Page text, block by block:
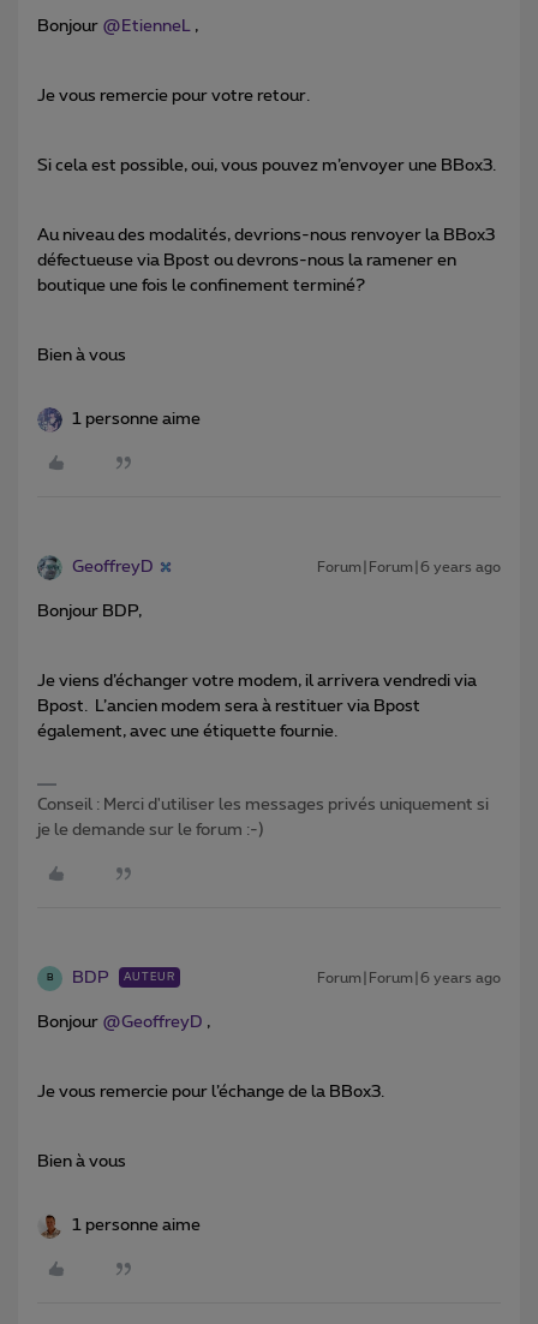
Bonjour @EtienneL ,
Je vous remercie pour votre retour.
Si cela est possible, oui, vous pouvez m’envoyer une BBox3.
Au niveau des modalités, devrions-nous renvoyer la BBox3
défectueuse via Bpost ou devrons-nous la ramener en
boutique une fois le confinement terminé?
Bien à vous
1 personne aime
GeoffreyD Forum|Forum|6 years ago
Bonjour BDP,
Je viens d’échanger votre modem, il arrivera vendredi via
Bpost. L’ancien modem sera à restituer via Bpost
également, avec une étiquette fournie.
Conseil : Merci d'utiliser les messages privés uniquement si
je le demande sur le forum :-)
B BDP AUTEUR Forum|Forum|6 years ago
Bonjour @GeoffreyD ,
Je vous remercie pour l’échange de la BBox3.
Bien à vous
1 personne aime